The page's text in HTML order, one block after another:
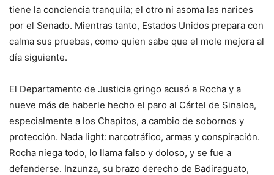
tiene la conciencia tranquila; el otro ni asoma las narices
por el Senado. Mientras tanto, Estados Unidos prepara con
calma sus pruebas, como quien sabe que el mole mejora al
día siguiente.
El Departamento de Justicia gringo acusó a Rocha y a
nueve más de haberle hecho el paro al Cártel de Sinaloa,
especialmente a los Chapitos, a cambio de sobornos y
protección. Nada light: narcotráfico, armas y conspiración.
Rocha niega todo, lo llama falso y doloso, y se fue a
defenderse. Inzunza, su brazo derecho de Badiraguato,